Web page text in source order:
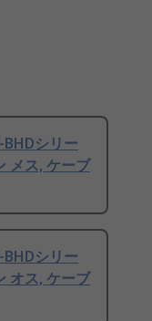
シリー
メス, ケーブ
シリー
オス, ケーブ